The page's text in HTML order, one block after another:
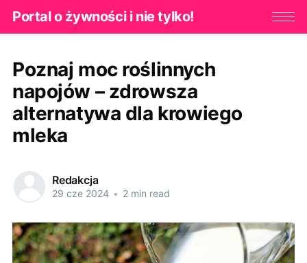
Portal o żywności i nie tylko!
Poznaj moc roślinnych
napojów – zdrowsza
alternatywa dla krowiego
mleka
Redakcja
29 cze 2024 • 2 min read